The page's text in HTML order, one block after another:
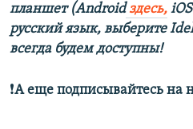
планшет (Androidздесь, iOS
русский язык, выберите
всегда будем доступны!
❗️А еще подписывайтесь на